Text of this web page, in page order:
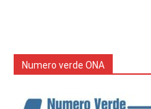
Numero verde ONA